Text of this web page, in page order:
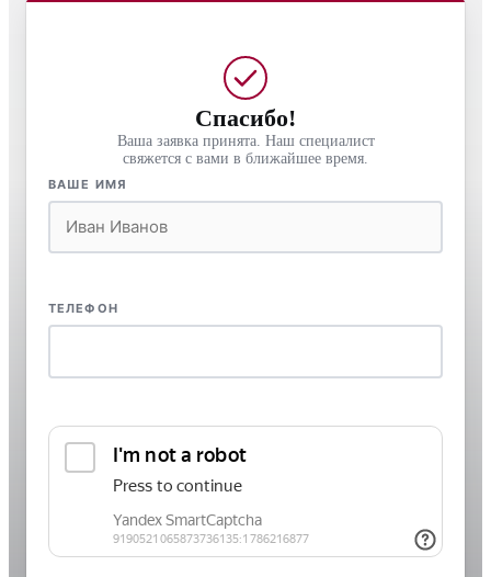
Спасибо!
Ваша заявка принята. Наш специалист
свяжется с вами в ближайшее время.
ВАШЕ ИМЯ
ТЕЛЕФОН